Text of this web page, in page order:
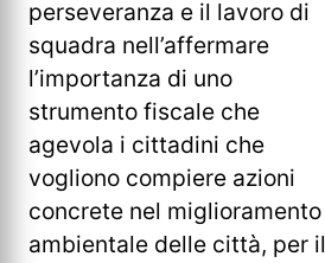
perseveranza e il lavoro di
squadra nell’affermare
l’importanza di uno
strumento fiscale che
agevola i cittadini che
vogliono compiere azioni
concrete nel miglioramento
ambientale delle città, per il